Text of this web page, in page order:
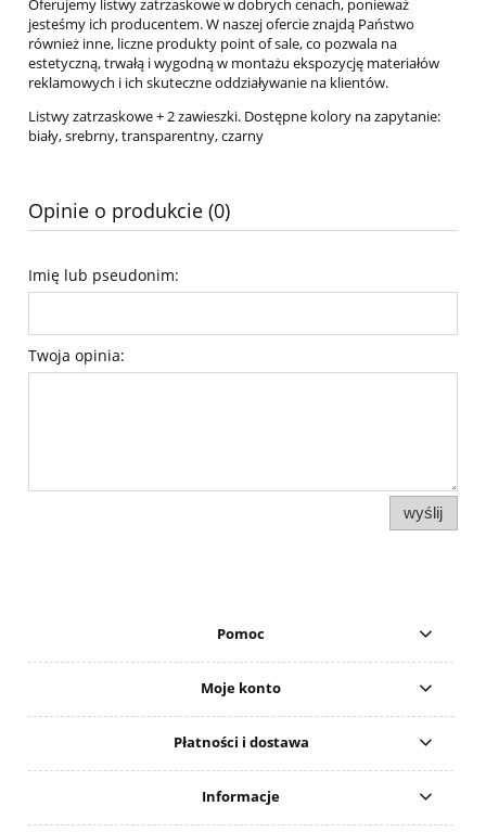
Oferujemy listwy zatrzaskowe w dobrych cenach, ponieważ
jesteśmy ich producentem. W naszej ofercie znajdą Państwo
również inne, liczne produkty point of sale, co pozwala na
estetyczną, trwałą i wygodną w montażu ekspozycję materiałów
reklamowych i ich skuteczne oddziaływanie na klientów.
Listwy zatrzaskowe + 2 zawieszki. Dostępne kolory na zapytanie:
biały, srebrny, transparentny, czarny
Opinie o produkcie (0)
Imię lub pseudonim:
Twoja opinia:
wyślij
Pomoc
Moje konto
Płatności i dostawa
Informacje